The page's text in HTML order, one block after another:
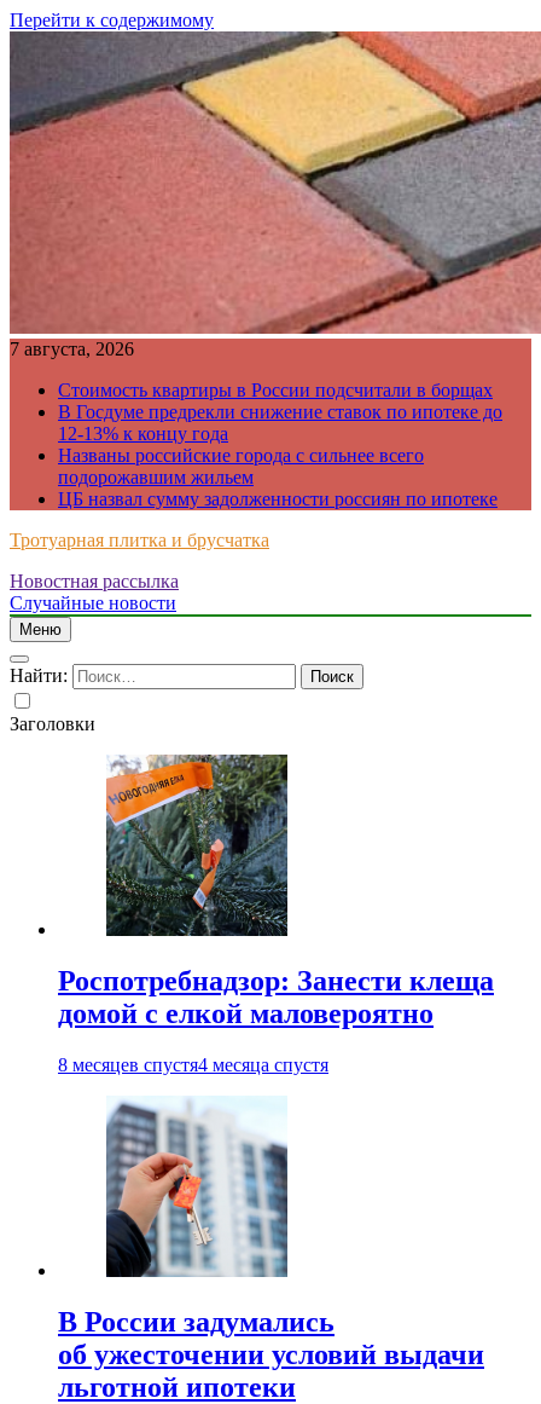
Перейти к содержимому
7 августа, 2026
Стоимость квартиры в России подсчитали в борщах
В Госдуме предрекли снижение ставок по ипотеке до
12-13% к концу года
Названы российские города с сильнее всего
подорожавшим жильем
ЦБ назвал сумму задолженности россиян по ипотеке
Тротуарная плитка и брусчатка
Just another WordPress site
Новостная рассылка
Случайные новости
Меню
Найти:
Заголовки
Роспотребнадзор: Занести клеща
домой с елкой маловероятно
8 месяцев спустя4 месяца спустя
В России задумались
об ужесточении условий выдачи
льготной ипотеки